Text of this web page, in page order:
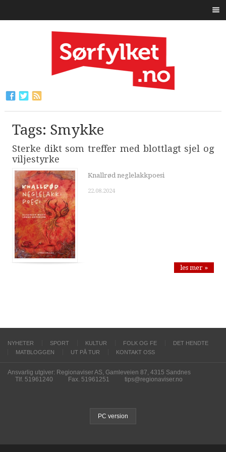
Tags: Smykke
Sterke dikt som treffer med blottlagt sjel og
viljestyrke
Knallrød neglelakkpoesi
22.08.2024
les mer »
NYHETER SPORT KULTUR FOLK OG FE
DET HENDTE
MATBLOGGEN
UT PÅ TUR KONTAKT OSS
Ansvarlig utgiver: Regionaviser AS, Gamleveien 87, 4315 Sandnes
Tlf. 51961240
Fax. 51961251 tips@regionaviser.no
PC version